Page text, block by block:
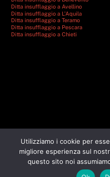
Ditta insufflaggio a Avellino
Ditta insufflaggio a L’Aquila
Ditta insufflaggio a Teramo
Ditta insufflaggio a Pescara
Ditta insufflaggio a Chieti
Utilizziamo i cookie per
migliore esperienza sul
questo sito noi